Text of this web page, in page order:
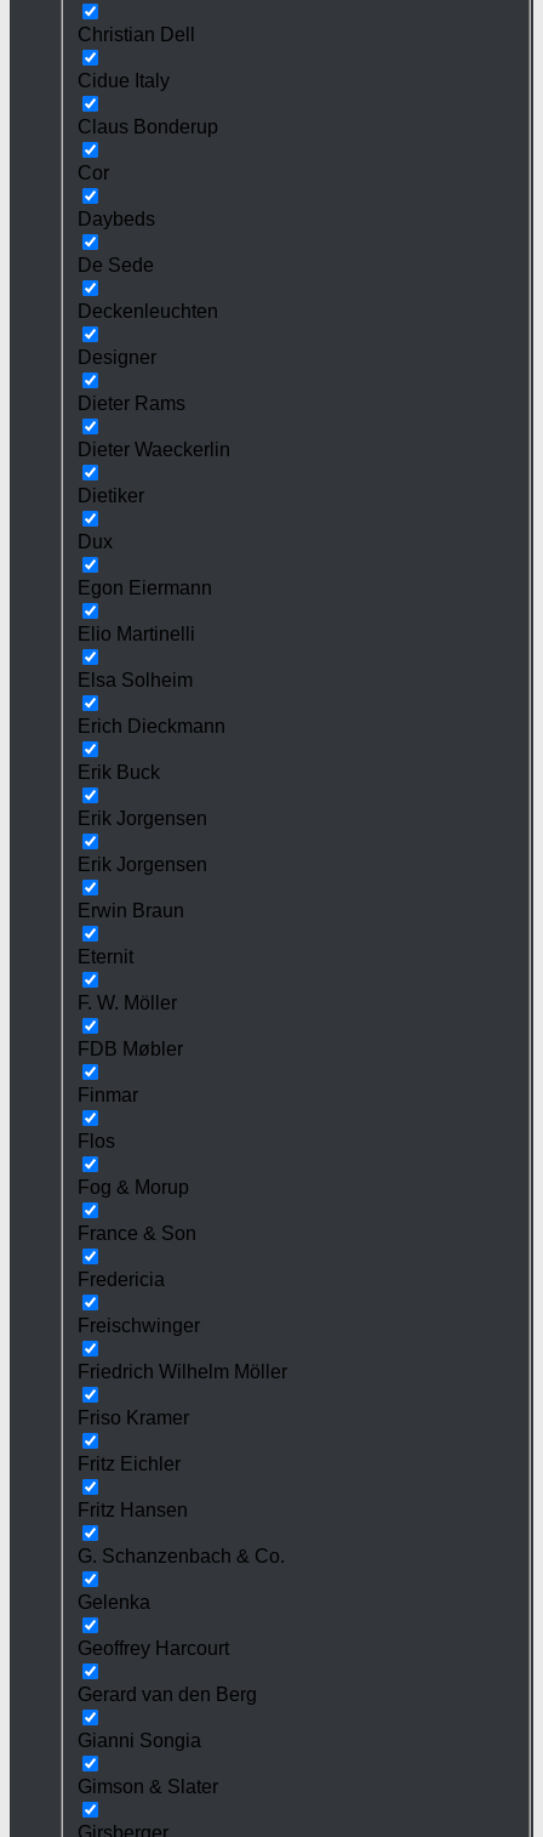
Christian Dell
Cidue Italy
Claus Bonderup
Cor
Daybeds
De Sede
Deckenleuchten
Designer
Dieter Rams
Dieter Waeckerlin
Dietiker
Dux
Egon Eiermann
Elio Martinelli
Elsa Solheim
Erich Dieckmann
Erik Buck
Erik Jorgensen
Erik Jorgensen
Erwin Braun
Eternit
F. W. Möller
FDB Møbler
Finmar
Flos
Fog & Morup
France & Son
Fredericia
Freischwinger
Friedrich Wilhelm Möller
Friso Kramer
Fritz Eichler
Fritz Hansen
G. Schanzenbach & Co.
Gelenka
Geoffrey Harcourt
Gerard van den Berg
Gianni Songia
Gimson & Slater
Girsberger